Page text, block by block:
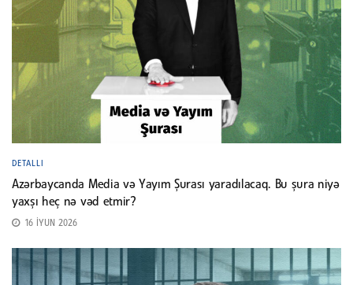
DETALLI
Azərbaycanda Media və Yayım Şurası yaradılacaq. Bu şura niyə
yaxşı heç nə vəd etmir?
16 İYUN 2026